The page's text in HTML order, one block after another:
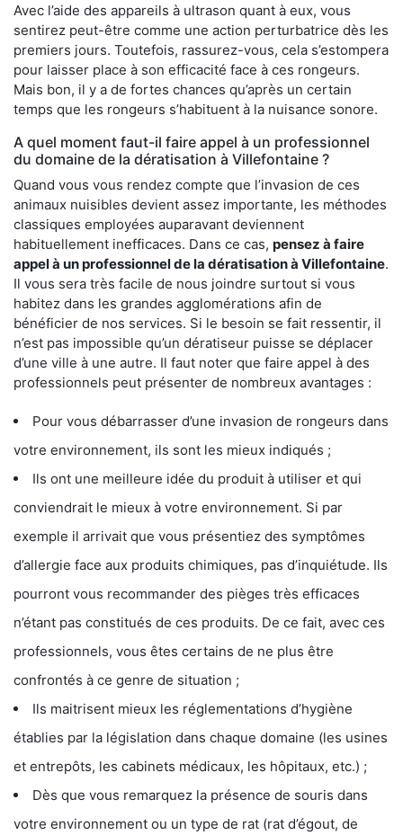
Avec l’aide des appareils à ultrason quant à eux, vous
sentirez peut-être comme une action perturbatrice dès les
premiers jours. Toutefois, rassurez-vous, cela s’estompera
pour laisser place à son efficacité face à ces rongeurs.
Mais bon, il y a de fortes chances qu’après un certain
temps que les rongeurs s’habituent à la nuisance sonore.
A quel moment faut-il faire appel à un professionnel
du domaine de la dératisation à Villefontaine ?
Quand vous vous rendez compte que l’invasion de ces
animaux nuisibles devient assez importante, les méthodes
classiques employées auparavant deviennent
habituellement inefficaces. Dans ce cas, pensez à faire
appel à un professionnel de la dératisation à Villefontaine.
Il vous sera très facile de nous joindre surtout si vous
habitez dans les grandes agglomérations afin de
bénéficier de nos services. Si le besoin se fait ressentir, il
n’est pas impossible qu’un dératiseur puisse se déplacer
d’une ville à une autre. Il faut noter que faire appel à des
professionnels peut présenter de nombreux avantages :
Pour vous débarrasser d’une invasion de rongeurs dans
votre environnement, ils sont les mieux indiqués ;
Ils ont une meilleure idée du produit à utiliser et qui
conviendrait le mieux à votre environnement. Si par
exemple il arrivait que vous présentiez des symptômes
d’allergie face aux produits chimiques, pas d’inquiétude. Ils
pourront vous recommander des pièges très efficaces
n’étant pas constitués de ces produits. De ce fait, avec ces
professionnels, vous êtes certains de ne plus être
confrontés à ce genre de situation ;
Ils maitrisent mieux les réglementations d’hygiène
établies par la législation dans chaque domaine (les usines
et entrepôts, les cabinets médicaux, les hôpitaux, etc.) ;
Dès que vous remarquez la présence de souris dans
votre environnement ou un type de rat (rat d’égout, de